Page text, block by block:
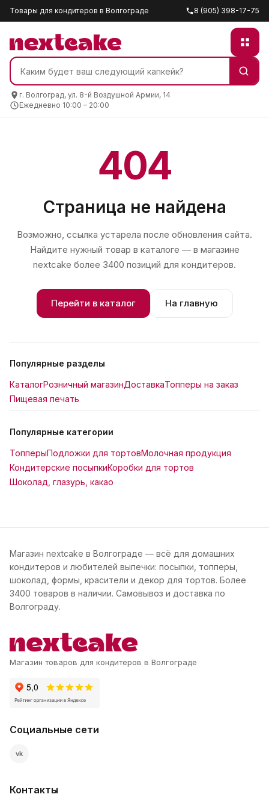
Товары для кондитеров в Волгограде 8 (905) 398-17-75
г. Волгоград, ул. 8-й Воздушной Армии, 14
Ежедневно 10:00 – 20:00
404
Страница не найдена
Возможно, ссылка устарела после обновления сайта.
Найдите нужный товар в каталоге — в магазине
nextcake более 3400 позиций для кондитеров.
Перейти в каталог На главную
Популярные разделы
КаталогРозничный магазинДоставкаТопперы на заказ
Пищевая печать
Популярные категории
ТопперыПодложки для тортовМолочная продукция
Кондитерские посыпкиКоробки для тортов
Шоколад, глазурь, какао
Магазин nextcake в Волгограде — всё для домашних
кондитеров и любителей выпечки: посыпки, топперы,
шоколад, формы, красители и декор для тортов. Более
3400 товаров в наличии. Самовывоз и доставка по
Волгограду.
Магазин товаров для кондитеров в Волгограде
Социальные сети
vk
Контакты